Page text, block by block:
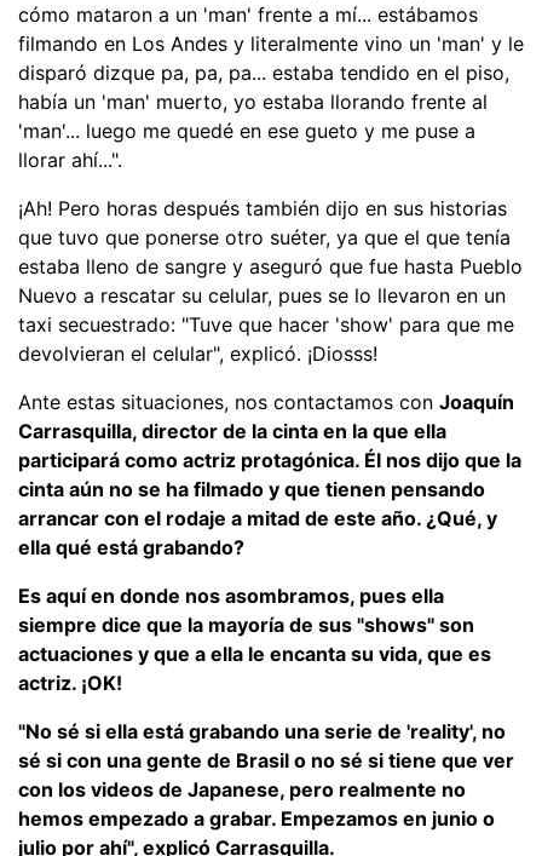
cómo mataron a un 'man' frente a mí... estábamos
filmando en Los Andes y literalmente vino un 'man' y le
disparó dizque pa, pa, pa... estaba tendido en el piso,
había un 'man' muerto, yo estaba llorando frente al
'man'... luego me quedé en ese gueto y me puse a
llorar ahí...".
¡Ah! Pero horas después también dijo en sus historias
que tuvo que ponerse otro suéter, ya que el que tenía
estaba lleno de sangre y aseguró que fue hasta Pueblo
Nuevo a rescatar su celular, pues se lo llevaron en un
taxi secuestrado: "Tuve que hacer 'show' para que me
devolvieran el celular", explicó. ¡Diosss!
Ante estas situaciones, nos contactamos con Joaquín
Carrasquilla, director de la cinta en la que ella
participará como actriz protagónica. Él nos dijo que la
cinta aún no se ha filmado y que tienen pensando
arrancar con el rodaje a mitad de este año. ¿Qué, y
ella qué está grabando?
Es aquí en donde nos asombramos, pues ella
siempre dice que la mayoría de sus "shows" son
actuaciones y que a ella le encanta su vida, que es
actriz. ¡OK!
"No sé si ella está grabando una serie de 'reality', no
sé si con una gente de Brasil o no sé si tiene que ver
con los videos de Japanese, pero realmente no
hemos empezado a grabar. Empezamos en junio o
julio por ahí", explicó Carrasquilla.